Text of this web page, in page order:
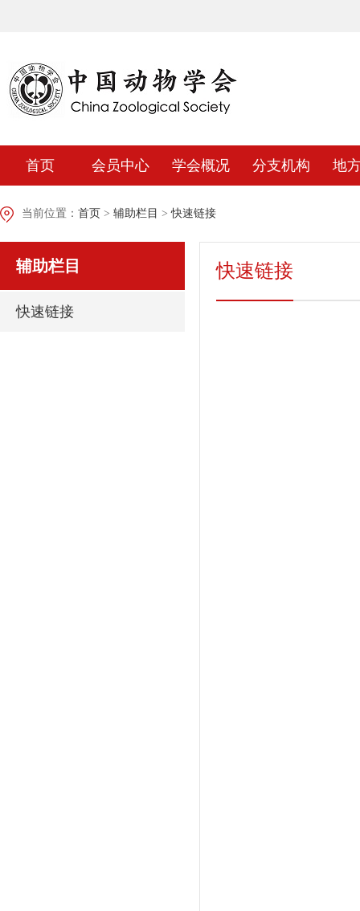
首页 会员中心 学会概况 分支机构 地
当前位置： 首页 > 辅助栏目 >快速链接
辅助栏目
快速链接
快速链接